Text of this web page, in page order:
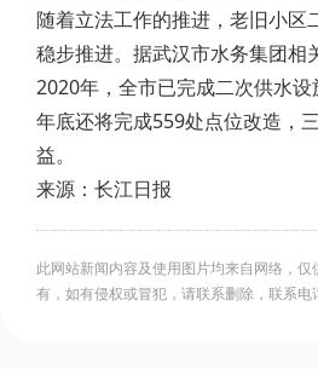
随着立法工作的推进，老旧小区
稳步推进。据武汉市水务集团相
2020年，全市已完成二次供水
年底还将完成559处点位改造，
益。
来源：长江日报
此网站新闻内容及使用图片均来自网络，
有，如有侵权或冒犯，请联系删除，联系